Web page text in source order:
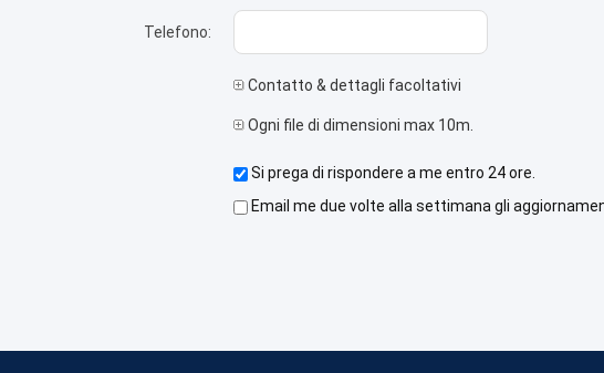
Telefono:
Contatto & dettagli facoltativi
Ogni file di dimensioni max 10m.
Si prega di rispondere a me entro 24 ore.
Email me due volte alla settimana gli